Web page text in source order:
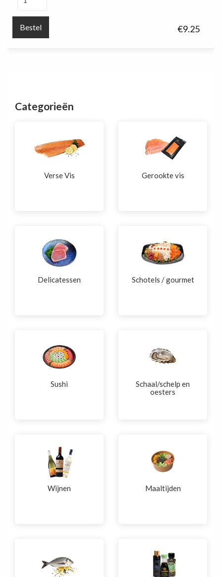
€9.25
Bestel
Categorieën
Verse Vis Gerookte vis
Delicatessen Schotels / gourmet
Sushi
Schaal/schelp en
oesters
Wijnen Maaltijden